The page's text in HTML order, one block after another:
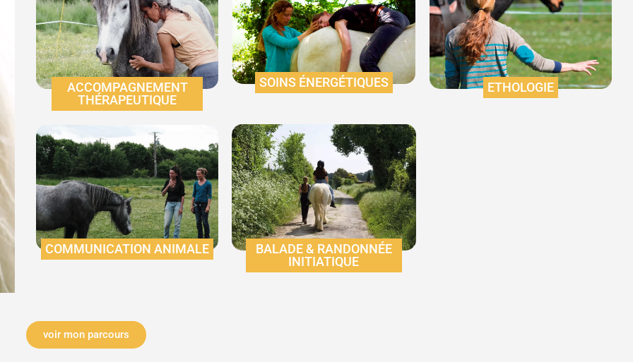
ACCOMPAGNEMENT
THÉRAPEUTIQUE
SOINS ÉNERGÉTIQUES ETHOLOGIE
COMMUNICATION ANIMALE
BALADE & RANDONNÉE
INITIATIQUE
voir mon parcours